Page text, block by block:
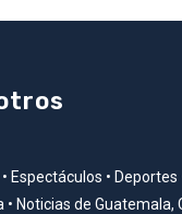
Espectáculos • Deportes
• Noticias de Guatemala,